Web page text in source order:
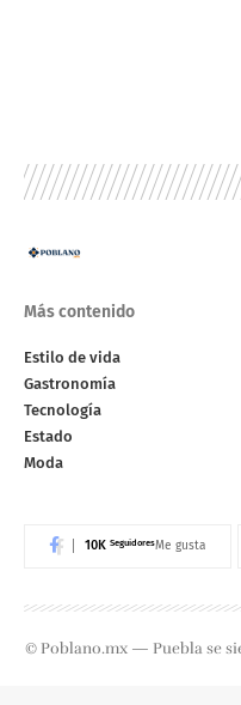
Más contenido
Estilo de vida
Gastronomía
Tecnología
Estado
Moda
10K SeguidoresMe gusta
© Poblano.mx — Puebla se